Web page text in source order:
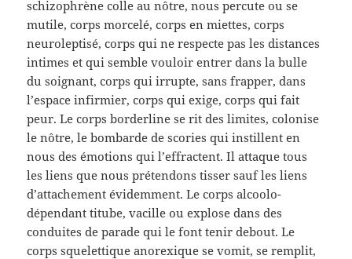
schizophrène colle au nôtre, nous percute ou se
mutile, corps morcelé, corps en miettes, corps
neuroleptisé, corps qui ne respecte pas les distances
intimes et qui semble vouloir entrer dans la bulle
du soignant, corps qui irrupte, sans frapper, dans
l’espace infirmier, corps qui exige, corps qui fait
peur. Le corps borderline se rit des limites, colonise
le nôtre, le bombarde de scories qui instillent en
nous des émotions qui l’effractent. Il attaque tous
les liens que nous prétendons tisser sauf les liens
d’attachement évidemment. Le corps alcoolo-
dépendant titube, vacille ou explose dans des
conduites de parade qui le font tenir debout. Le
corps squelettique anorexique se vomit, se remplit,